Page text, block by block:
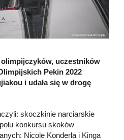
uczestników
Pekin 2022
i udała się w drogę
skoczkinie narciarskie
konkursu skoków
Nicole Konderla i Kinga